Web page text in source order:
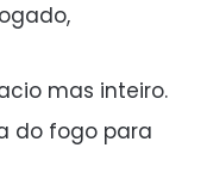
mas inteiro.
do fogo para